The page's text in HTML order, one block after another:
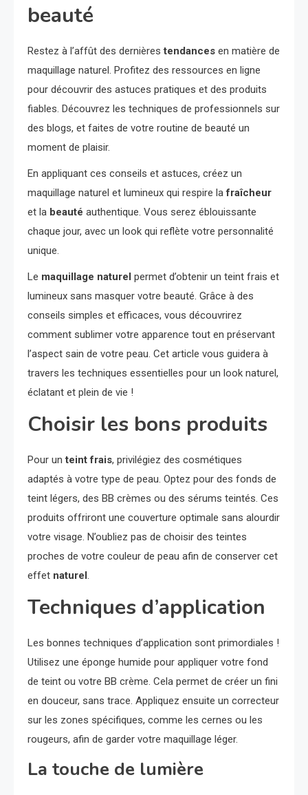
beauté
Restez à l’affût des dernièrestendances en matière de
maquillage naturel. Profitez des ressources en ligne
pour découvrir des astuces pratiques et des produits
fiables. Découvrez les techniques de professionnels sur
des blogs, et faites de votre routine de beauté un
moment de plaisir.
En appliquant ces conseils et astuces, créez un
maquillage naturel et lumineux qui respire lafraîcheur
et la beauté authentique. Vous serez éblouissante
chaque jour, avec un look qui reflète votre personnalité
unique.
Le maquillage naturel permet d’obtenir un teint frais et
lumineux sans masquer votre beauté. Grâce à des
conseils simples et efficaces, vous découvrirez
comment sublimer votre apparence tout en préservant
l’aspect sain de votre peau. Cet article vous guidera à
travers les techniques essentielles pour un look naturel,
éclatant et plein de vie !
Choisir les bons produits
Pour unteint frais, privilégiez des cosmétiques
adaptés à votre type de peau. Optez pour des fonds de
teint légers, des BB crèmes ou des sérums teintés. Ces
produits offriront une couverture optimale sans alourdir
votre visage. N’oubliez pas de choisir des teintes
proches de votre couleur de peau afin de conserver cet
effet naturel
Techniques d’application
Les bonnes techniques d’application sont primordiales !
Utilisez une éponge humide pour appliquer votre fond
de teint ou votre BB crème. Cela permet de créer un fini
en douceur, sans trace. Appliquez ensuite un correcteur
sur les zones spécifiques, comme les cernes ou les
rougeurs, afin de garder votre maquillage léger.
La touche de lumière